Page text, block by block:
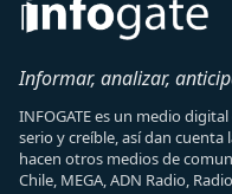
Informar, analizar,
INFOGATE es un medio
serio y creíble, así dan
hacen otros medios de
Chile, MEGA, ADN Radio,